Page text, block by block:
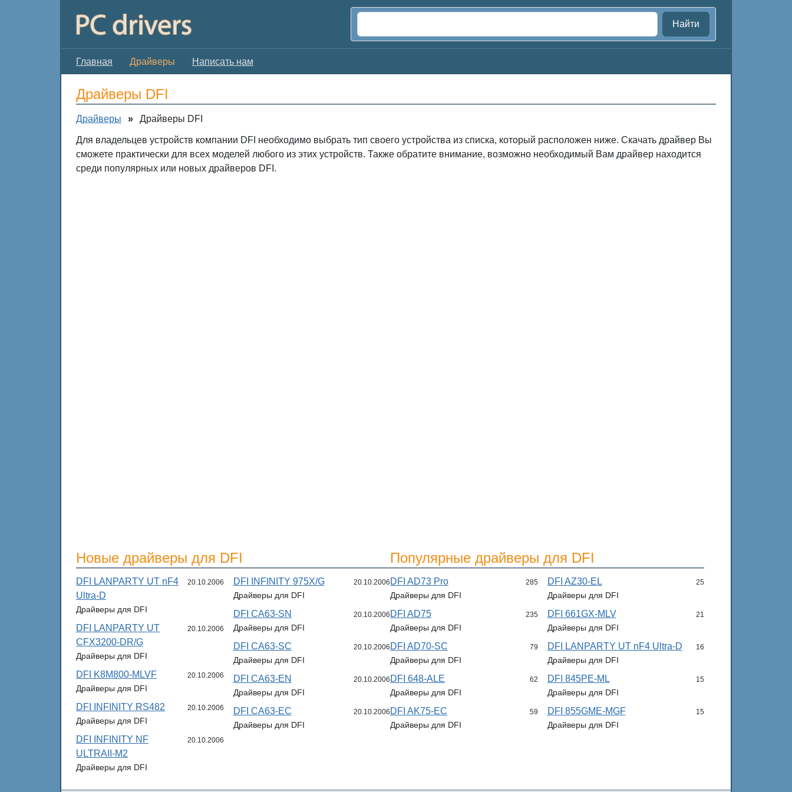
Найти
Главная Драйверы Написать нам
Драйверы DFI
Драйверы » Драйверы DFI
Для владельцев устройств компании DFI необходимо выбрать тип своего устройства из списка, который расположен ниже. Скачать драйвер Вы
сможете практически для всех моделей любого из этих устройств. Также обратите внимание, возможно необходимый Вам драйвер находится
среди популярных или новых драйверов DFI.
Новые драйверы для DFI
DFI LANPARTY UT nF4
Ultra-D
20.10.2006
Драйверы для DFI
DFI LANPARTY UT
CFX3200-DR/G
20.10.2006
Драйверы для DFI
DFI K8M800-MLVF 20.10.2006
Драйверы для DFI
DFI INFINITY RS482 20.10.2006
Драйверы для DFI
DFI INFINITY NF
ULTRAII-M2
20.10.2006
Драйверы для DFI
DFI INFINITY 975X/G 20.10.2006
Драйверы для DFI
DFI CA63-SN 20.10.2006
Драйверы для DFI
DFI CA63-SC 20.10.2006
Драйверы для DFI
DFI CA63-EN 20.10.2006
Драйверы для DFI
DFI CA63-EC 20.10.2006
Драйверы для DFI
Популярные драйверы для DFI
DFI AD73 Pro 285
Драйверы для DFI
DFI AD75 235
Драйверы для DFI
DFI AD70-SC 79
Драйверы для DFI
DFI 648-ALE 62
Драйверы для DFI
DFI AK75-EC 59
Драйверы для DFI
DFI AZ30-EL 25
Драйверы для DFI
DFI 661GX-MLV 21
Драйверы для DFI
DFI LANPARTY UT nF4 Ultra-D 16
Драйверы для DFI
DFI 845PE-ML 15
Драйверы для DFI
DFI 855GME-MGF 15
Драйверы для DFI